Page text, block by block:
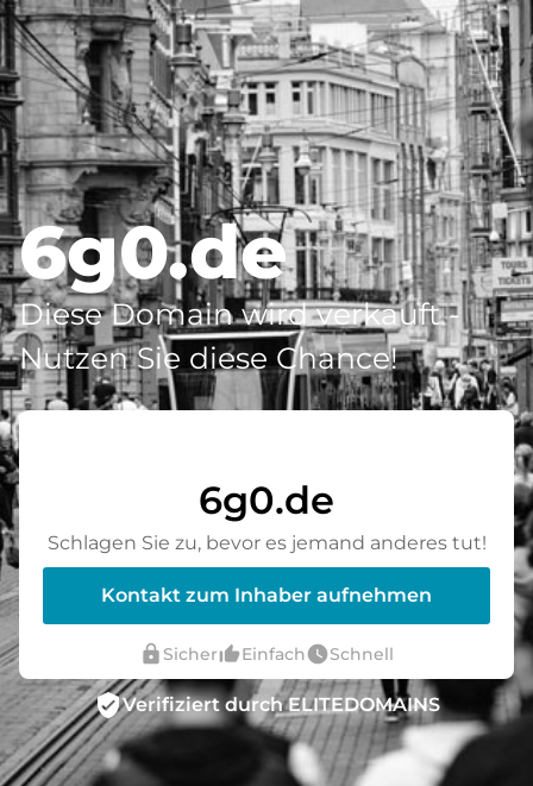
6g0.de
Diese Domain wird verkauft -
Nutzen Sie diese Chance!
6g0.de
Schlagen Sie zu, bevor es jemand anderes tut!
Kontakt zum Inhaber aufnehmen
lock Sicherthumb_up_altEinfachwatch_laterSchnell
verified_userVerifiziert durch ELITEDOMAINS